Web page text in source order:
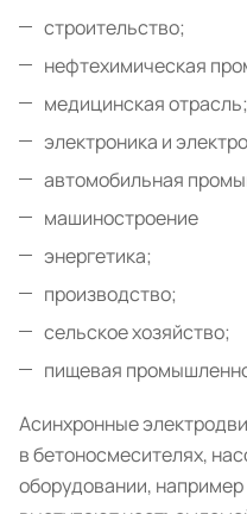
строительство;
нефтехимическая
медицинская отрасль;
электроника и
автомобильная
машиностроение
энергетика;
производство;
сельское хозяйство;
пищевая
Асинхронные
в бетоносмесителях,
оборудовании,